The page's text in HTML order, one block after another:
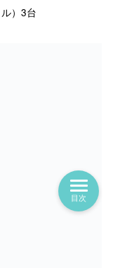
）3台
目次